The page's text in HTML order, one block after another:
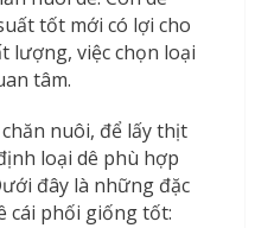
tốt mới có lợi cho
lượng, việc chọn loại
tâm.
nuôi, để lấy thịt
loại dê phù hợp
đây là những đặc
cái phối giống tốt: